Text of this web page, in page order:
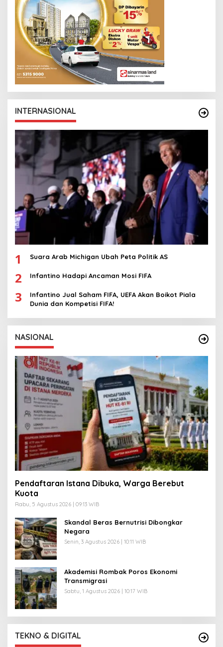
INTERNASIONAL
1 Suara Arab Michigan Ubah Peta Politik AS
2 Infantino Hadapi Ancaman Mosi FIFA
3
Infantino Jual Saham FIFA, UEFA Akan Boikot Piala
Dunia dan Kompetisi FIFA!
NASIONAL
Pendaftaran Istana Dibuka, Warga Berebut
Kuota
Rabu, 5 Agustus 2026 | 09:13 WIB
Skandal Beras Bernutrisi Dibongkar
Negara
Senin, 3 Agustus 2026 | 10:11 WIB
Akademisi Rombak Poros Ekonomi
Transmigrasi
Sabtu, 1 Agustus 2026 | 10:17 WIB
TEKNO & DIGITAL